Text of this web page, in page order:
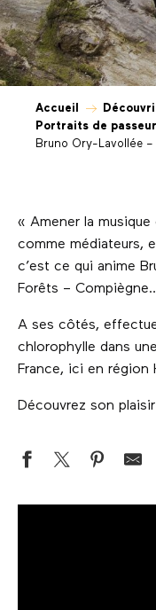
Accueil
Portraits de
Bruno Ory-Lavollée –
« Amener la
comme médiateurs,
c’est ce qui anime
Forêts –
A ses côtés,
chlorophylle dans
France, ici en région
Découvrez son